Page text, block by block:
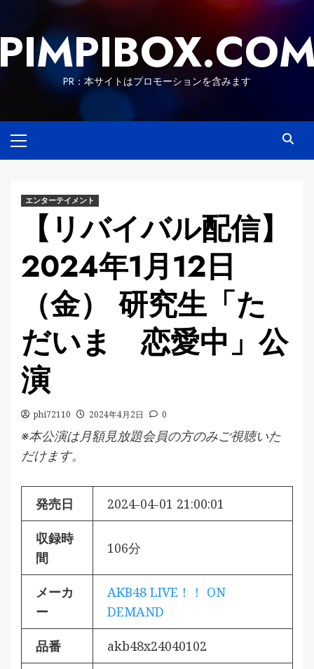
content
PR：本サイトはプロモーションを含みます
Menu
エンターテイメント
【リバイバル配信】
2024年1月12日
（金） 研究生「た
だいま 恋愛中」公
演
phi72110 2024年4月2日 0
※本公演は月額見放題会員の方のみご視聴いた
だけます。
発売日 2024-04-01 21:00:01
収録時
間
106分
メーカ
ー
AKB48 LIVE！！ ON
DEMAND
品番 akb48x24040102